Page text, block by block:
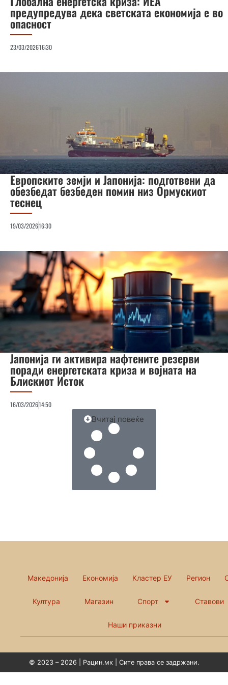
предупредува дека светската економија е во
опасност
23/03/202616:30
Европските земји и Јапонија: подготвени да
обезбедат безбеден помин низ Ормускиот
теснец
19/03/202616:30
Јапонија ги активира нафтените резерви
поради енергетската криза и војната на
Блискиот Исток
16/03/202614:50
Вчитај повеќе
Македонија Економија Кластер ЕУ Регион
Култура Магазин Спорт Ставови
Наши приказни
© 2023 – 2026 | Рацин.мк | Сите права се задржани.